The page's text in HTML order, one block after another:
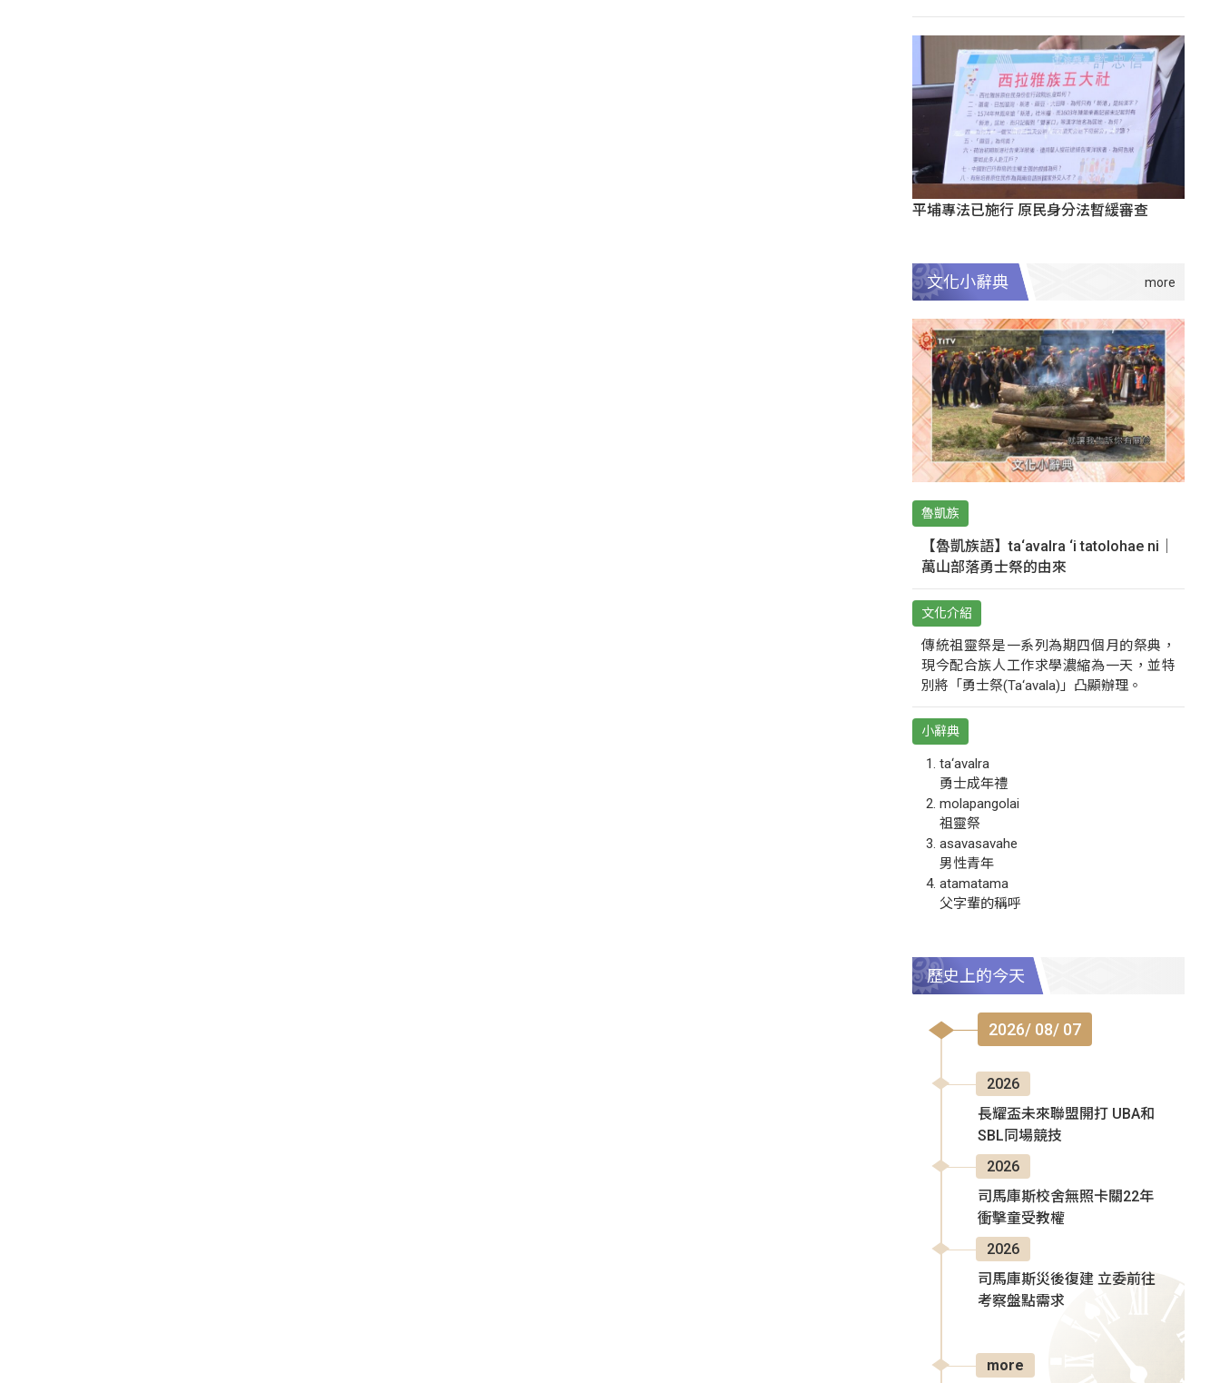
平埔專法已施行 原民身分法暫緩審查
文化小辭典
魯凱族
【魯凱族語】ta‘avalra ‘i tatolohae ni｜
萬山部落勇士祭的由來
文化介紹
傳統祖靈祭是一系列為期四個月的祭典，
現今配合族人工作求學濃縮為一天，並特
別將「勇士祭(Ta‘avala)」凸顯辦理。
小辭典
ta‘avalra
勇士成年禮
molapangolai
祖靈祭
asavasavahe
男性青年
atamatama
父字輩的稱呼
歷史上的今天
2026/ 08/ 07
2026
長耀盃未來聯盟開打 UBA和
SBL同場競技
2026
司馬庫斯校舍無照卡關22年
衝擊童受教權
2026
司馬庫斯災後復建 立委前往
考察盤點需求
more